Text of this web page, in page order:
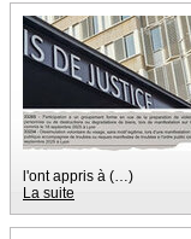
l'ont appris à (…)
La suite